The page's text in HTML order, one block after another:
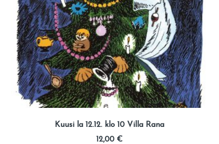
Kuusi la 12.12. klo 10 Villa Rana
12,00 €